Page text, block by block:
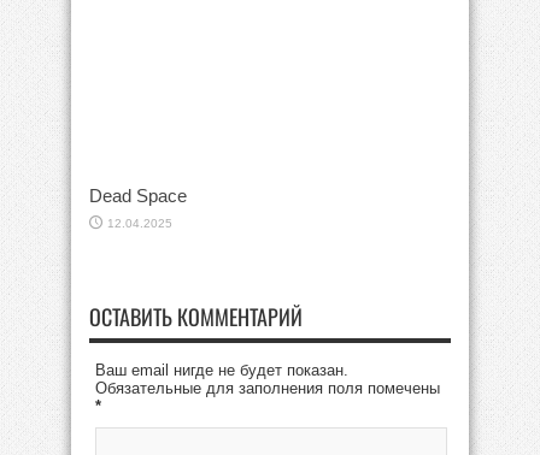
Dead Space
12.04.2025
ОСТАВИТЬ КОММЕНТАРИЙ
Ваш email нигде не будет показан.
Обязательные для заполнения поля помечены
*